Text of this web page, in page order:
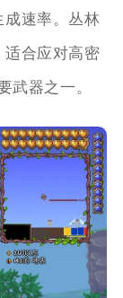
速率。丛林
适合应对高密
武器之一。